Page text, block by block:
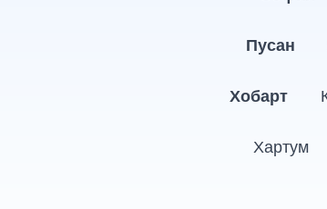
Пусан
Хобарт
Хартум